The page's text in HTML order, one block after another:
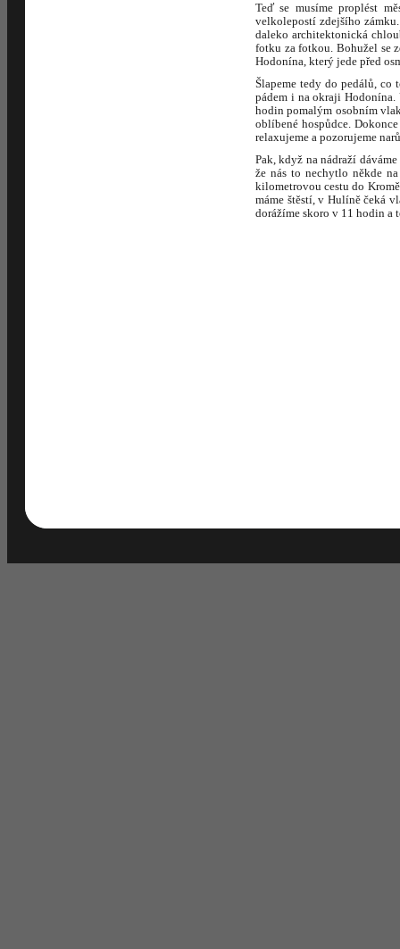
Teď se musíme proplést
velkolepostí zdejšího
daleko architektonická
fotku za fotkou. Bohužel se
Hodonína, který jede před
Šlapeme tedy do pedálů, co
pádem i na okraji
hodin pomalým osobním
oblíbené hospůdce.
relaxujeme a pozorujeme
Pak, když na nádraží
že nás to nechytlo někde
kilometrovou cestu do
máme štěstí, v Hulíně čeká
dorážíme skoro v 11 hodin a